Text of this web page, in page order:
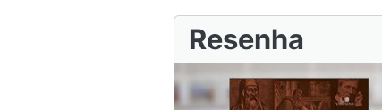
Resenha